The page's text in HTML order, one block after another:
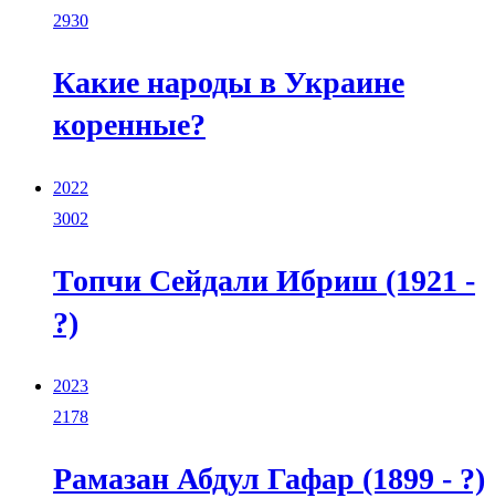
2930
Какие народы в Украине
коренные?
2022
3002
Топчи Сейдали Ибриш (1921 -
?)
2023
2178
Рамазан Абдул Гафар (1899 - ?)